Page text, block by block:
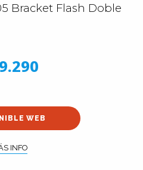
Bracket Flash Doble
WEB
INFO